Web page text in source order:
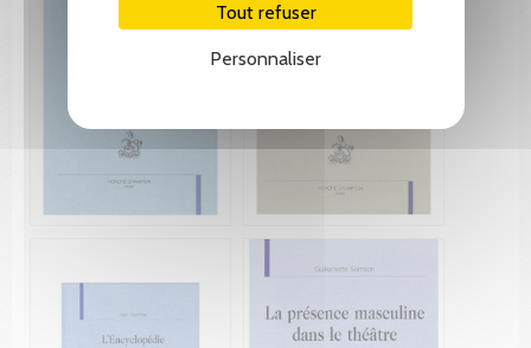
Tout refuser
Personnaliser